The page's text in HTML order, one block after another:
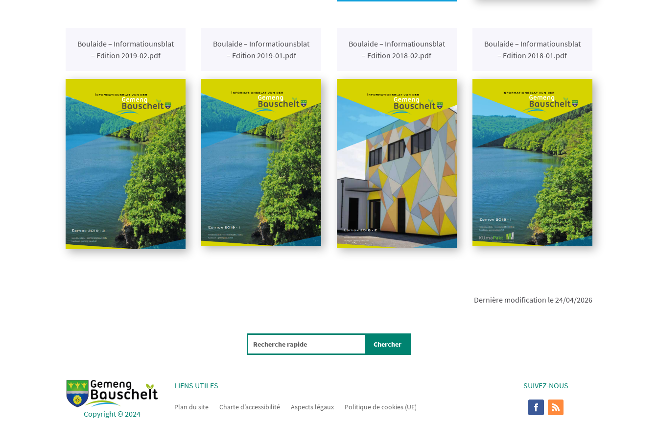
Boulaide – Informatiounsblat
– Edition 2019-02.pdf
Boulaide – Informatiounsblat
– Edition 2019-01.pdf
Boulaide – Informatiounsblat
– Edition 2018-02.pdf
Boulaide – Informatiounsblat
– Edition 2018-01.pdf
Dernière modification le 24/04/2026
Copyright © 2024
LIENS UTILES
Plan du site Charte d’accessibilité Aspects légaux Politique de cookies (UE)
SUIVEZ-NOUS